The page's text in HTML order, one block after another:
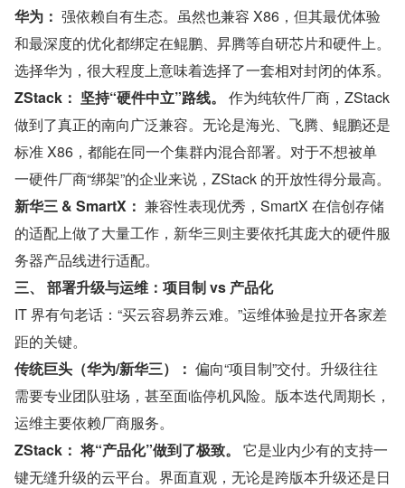
华为： 强依赖自有生态。虽然也兼容 X86，但其最优体验
和最深度的优化都绑定在鲲鹏、昇腾等自研芯片和硬件上。
选择华为，很大程度上意味着选择了一套相对封闭的体系。
ZStack： 坚持“硬件中立”路线。
作为纯软件厂商，ZStack
做到了真正的南向广泛兼容。无论是海光、飞腾、鲲鹏还是
标准 X86，都能在同一个集群内混合部署。对于不想被单
一硬件厂商“绑架”的企业来说，ZStack 的开放性得分最高。
新华三 & SmartX： 兼容性表现优秀，SmartX 在信创存储
的适配上做了大量工作，新华三则主要依托其庞大的硬件服
务器产品线进行适配。
三、 部署升级与运维：项目制 vs 产品化
IT 界有句老话：“买云容易养云难。”运维体验是拉开各家差
距的关键。
传统巨头（华为/新华三）： 偏向“项目制”交付。升级往往
需要专业团队驻场，甚至面临停机风险。版本迭代周期长，
运维主要依赖厂商服务。
ZStack： 将“产品化”做到了极致。
它是业内少有的支持一
键无缝升级的云平台。界面直观，无论是跨版本升级还是日